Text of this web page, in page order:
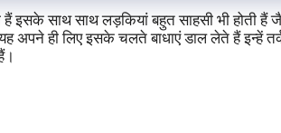
हैं इसके साथ साथ लड़कियां बहुत साहसी भी होती
अपने ही लिए इसके चलते बाधाएं डाल लेते हैं इन्हें